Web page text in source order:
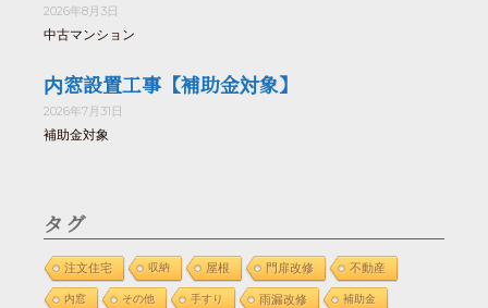
2026年8月3日
中古マンション
内窓設置工事【補助金対象】
2026年7月31日
補助金対象
タグ
注文住宅 収納 屋根 門扉改修 不動産
内窓 その他 手すり 雨漏改修 補助金